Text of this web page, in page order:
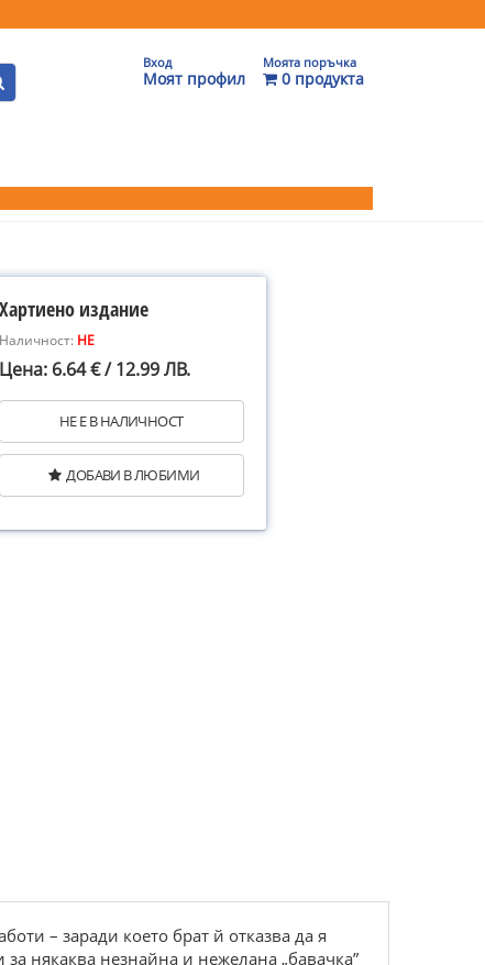
Вход
Моят профил
Моята поръчка
0 продукта
Хартиено издание
Наличност: НЕ
Цена: 6.64 € / 12.99 ЛВ.
НЕ Е В НАЛИЧНОСТ
ДОБАВИ В ЛЮБИМИ
– заради което брат й отказва да я
някаква незнайна и нежелана „бавачка”